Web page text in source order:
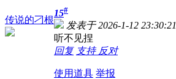
传说的刁根
15#
发表于 2026-1-12 23:30:21
听不见捏
回复 支持 反对
使用道具 举报